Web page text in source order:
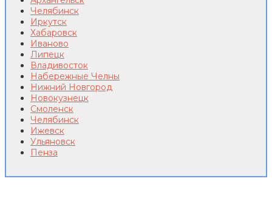
Челябинск
Иркутск
Хабаровск
Иваново
Липецк
Владивосток
Набережные Челны
Нижний Новгород
Новокузнецк
Смоленск
Челябинск
Ижевск
Ульяновск
Пенза